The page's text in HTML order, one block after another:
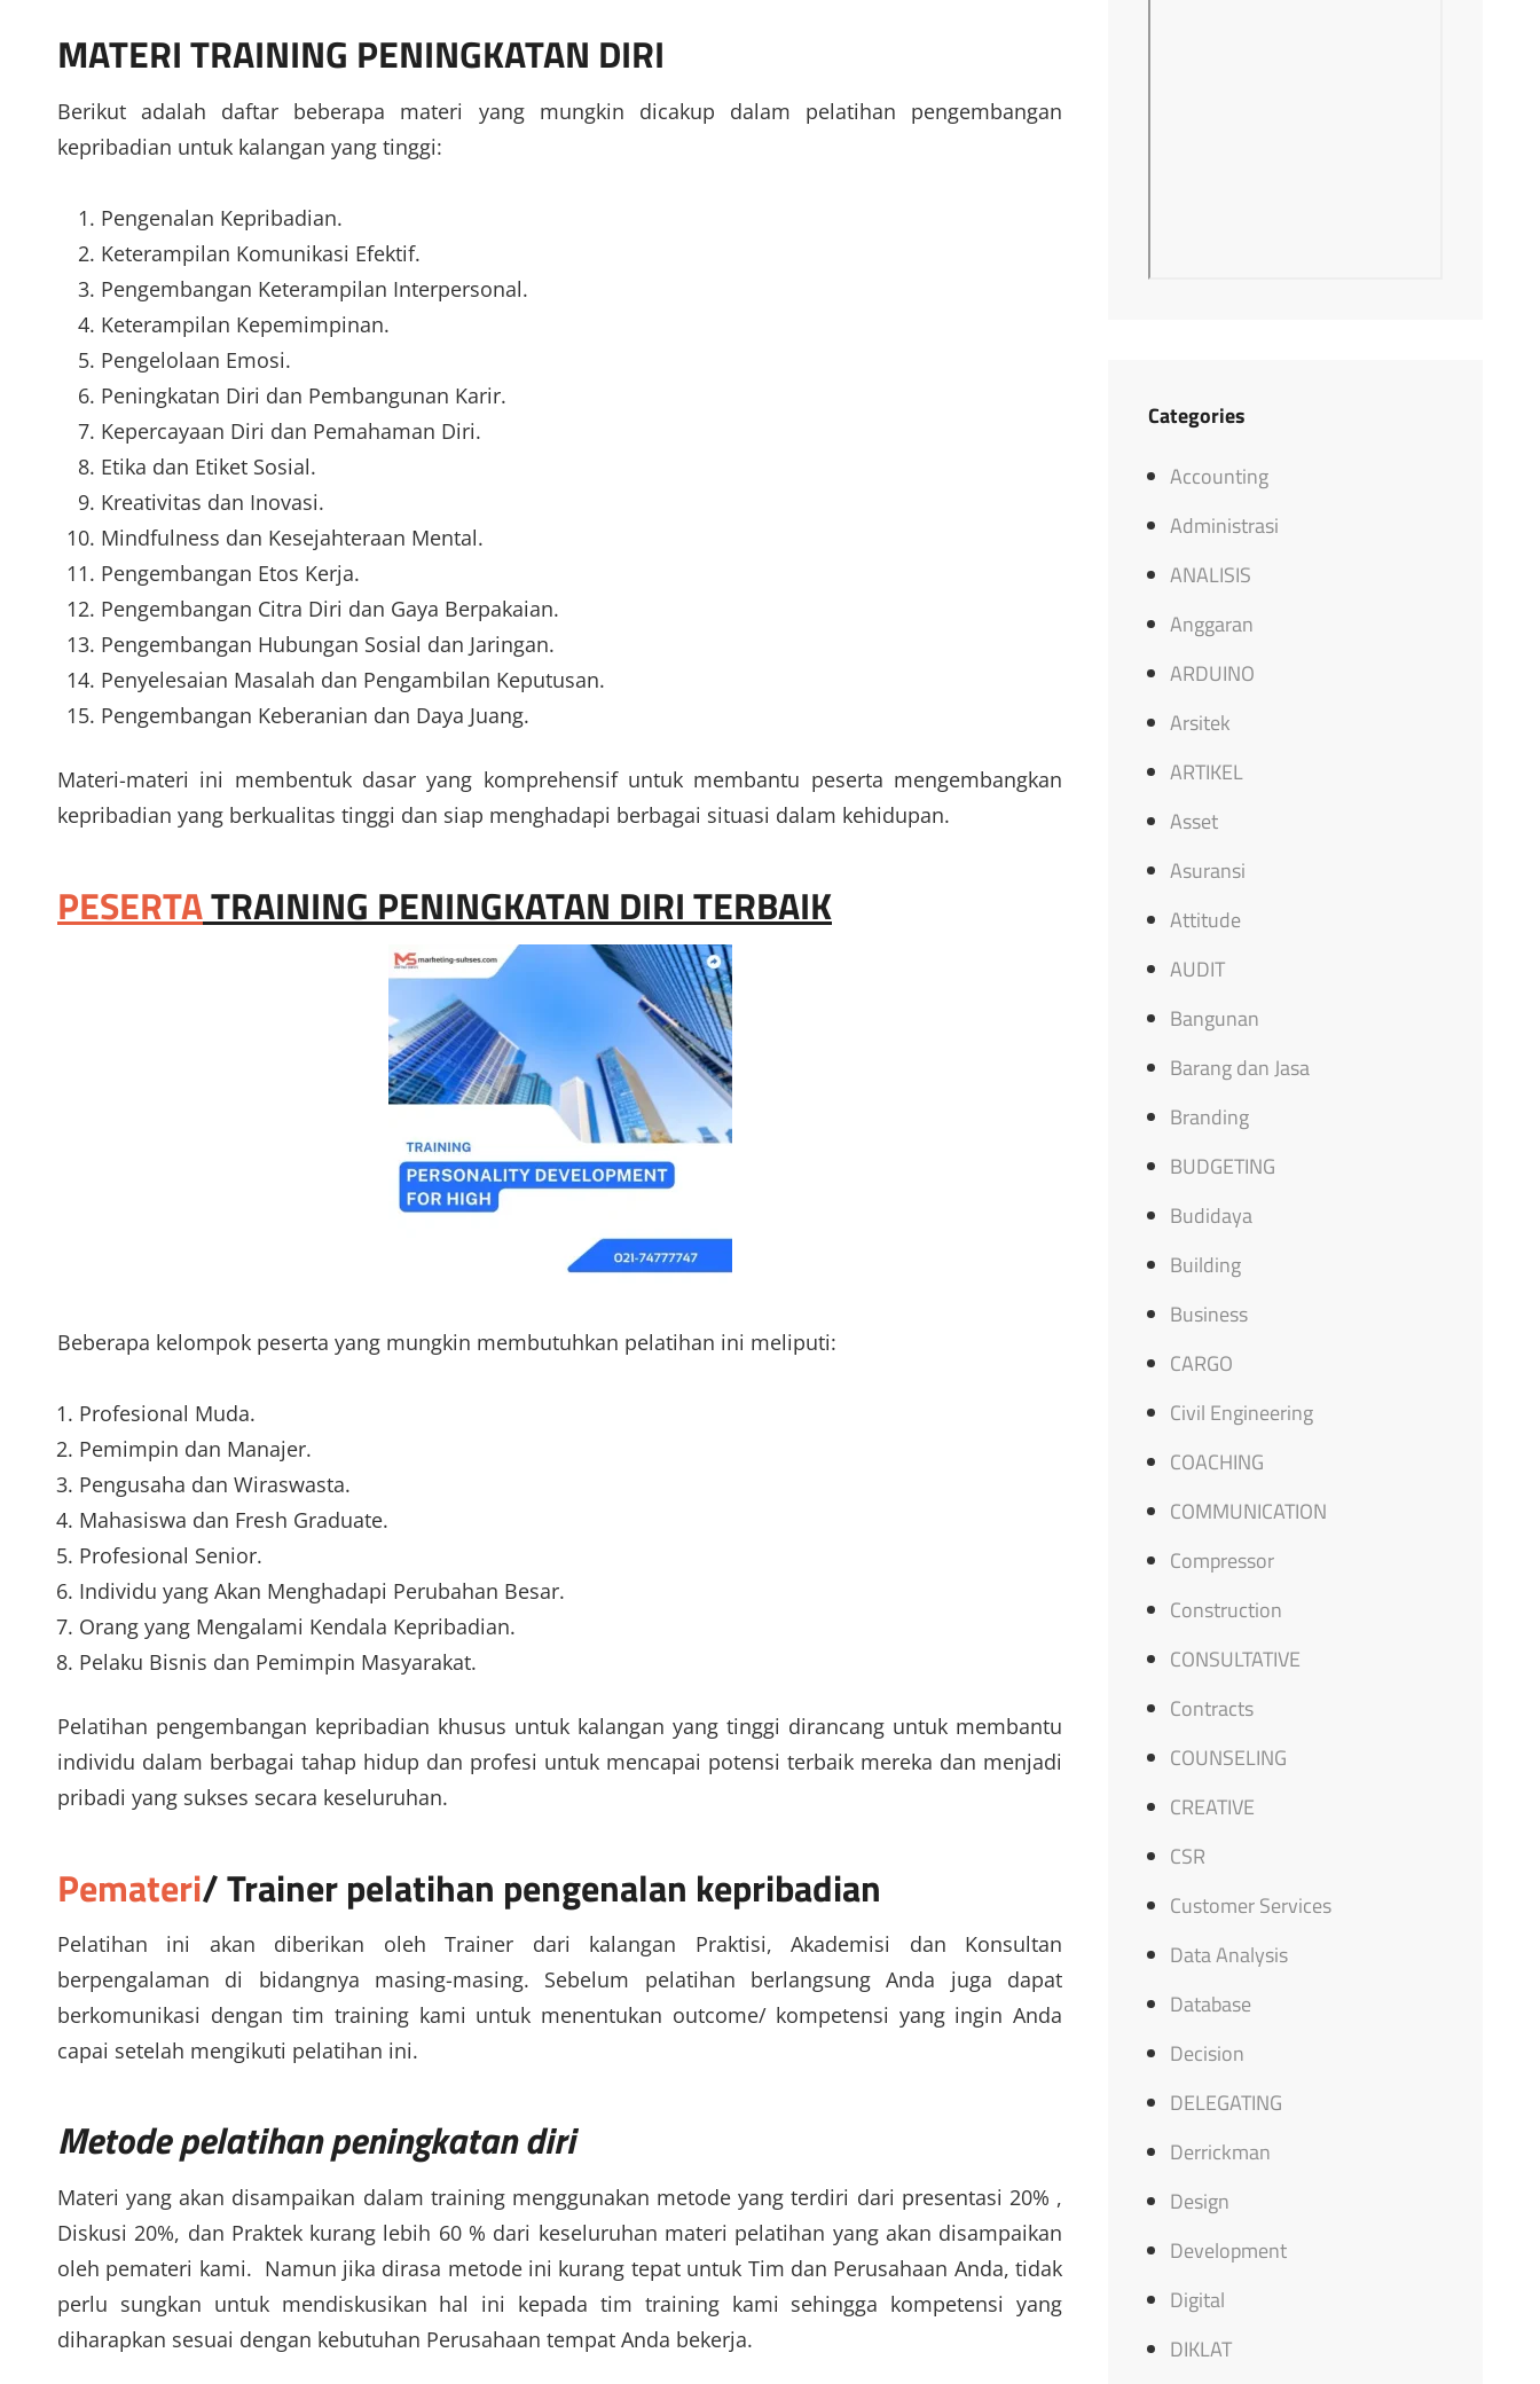
MATERITRAINING PENINGKATAN DIRI
Berikut adalah daftar beberapa materi yang mungkin dicakup dalam pelatihan pengembangan
kepribadian untuk kalangan yang tinggi:
Pengenalan Kepribadian.
Keterampilan Komunikasi Efektif.
Pengembangan Keterampilan Interpersonal.
Keterampilan Kepemimpinan.
Pengelolaan Emosi.
Peningkatan Diri dan Pembangunan Karir.
Kepercayaan Diri dan Pemahaman Diri.
Etika dan Etiket Sosial.
Kreativitas dan Inovasi.
Mindfulness dan Kesejahteraan Mental.
Pengembangan Etos Kerja.
Pengembangan Citra Diri dan Gaya Berpakaian.
Pengembangan Hubungan Sosial dan Jaringan.
Penyelesaian Masalah dan Pengambilan Keputusan.
Pengembangan Keberanian dan Daya Juang.
Materi-materi ini membentuk dasar yang komprehensif untuk membantu peserta mengembangkan
kepribadian yang berkualitas tinggi dan siap menghadapi berbagai situasi dalam kehidupan.
PESERTATRAINING PENINGKATAN DIRI TERBAIK
Beberapa kelompok peserta yang mungkin membutuhkan pelatihan ini meliputi:
Profesional Muda.
Pemimpin dan Manajer.
Pengusaha dan Wiraswasta.
Mahasiswa dan Fresh Graduate.
Profesional Senior.
Individu yang Akan Menghadapi Perubahan Besar.
Orang yang Mengalami Kendala Kepribadian.
Pelaku Bisnis dan Pemimpin Masyarakat.
Pelatihan pengembangan kepribadian khusus untuk kalangan yang tinggi dirancang untuk membantu
individu dalam berbagai tahap hidup dan profesi untuk mencapai potensi terbaik mereka dan menjadi
pribadi yang sukses secara keseluruhan.
Pemateri/ Trainerpelatihan pengenalan kepribadian
Pelatihan ini akan diberikan oleh Trainer dari kalangan Praktisi, Akademisi dan Konsultan
berpengalaman di bidangnya masing-masing. Sebelum pelatihan berlangsung Anda juga dapat
berkomunikasi dengan tim training kami untuk menentukan outcome/ kompetensi yang ingin Anda
capai setelah mengikuti pelatihan ini.
Metode pelatihan peningkatan diri
Materi yang akan disampaikan dalam training menggunakan metode yang terdiri dari presentasi 20% ,
Diskusi 20%, dan Praktek kurang lebih 60 % dari keseluruhan materi pelatihan yang akan disampaikan
oleh pemateri kami. Namun jika dirasa metode ini kurang tepat untuk Tim dan Perusahaan Anda, tidak
perlu sungkan untuk mendiskusikan hal ini kepada tim training kami sehingga kompetensi yang
diharapkan sesuai dengan kebutuhan Perusahaan tempat Anda bekerja.
Categories
Accounting
Administrasi
ANALISIS
Anggaran
ARDUINO
Arsitek
ARTIKEL
Asset
Asuransi
Attitude
AUDIT
Bangunan
Barang dan Jasa
Branding
BUDGETING
Budidaya
Building
Business
CARGO
Civil Engineering
COACHING
COMMUNICATION
Compressor
Construction
CONSULTATIVE
Contracts
COUNSELING
CREATIVE
CSR
Customer Services
Data Analysis
Database
Decision
DELEGATING
Derrickman
Design
Development
Digital
DIKLAT